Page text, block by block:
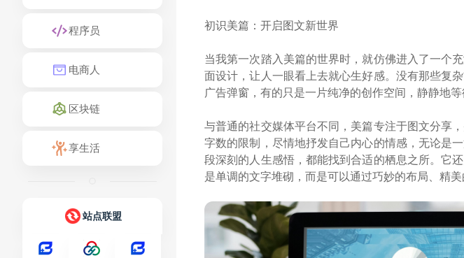
程序员
电商人
区块链
享生活
站点联盟
初识美篇：开启图文新世界
当我第一次踏入美篇的世界时，就仿佛进入了一个
面设计，让人一眼看上去就心生好感。没有那些复
广告弹窗，有的只是一片纯净的创作空间，静静地等
与普通的社交媒体平台不同，美篇专注于图文分享
字数的限制，尽情地抒发自己内心的情感，无论是
段深刻的人生感悟，都能找到合适的栖息之所。它
是单调的文字堆砌，而是可以通过巧妙的布局、精